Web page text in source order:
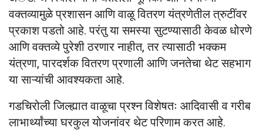
वक्तव्यामुळे प्रशासन आणि वाळू वितरण यंत्रणेतील त्रुटींवर
प्रकाश पडतो आहे. परंतु या समस्या सुटण्यासाठी केवळ धोरणे
आणि वक्तव्ये पुरेशी ठरणार नाहीत, तर त्यासाठी भक्कम
यंत्रणा, पारदर्शक वितरण प्रणाली आणि जनतेचा थेट सहभाग
या साऱ्यांची आवश्यकता आहे.
गडचिरोली जिल्ह्यात वाळूचा प्रश्न विशेषतः आदिवासी व गरीब
लाभार्थ्यांच्या घरकुल योजनांवर थेट परिणाम करत आहे.